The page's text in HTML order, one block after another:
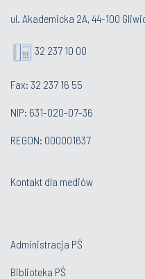
ul. Akademicka 2A, 44-100
32 237 10 00
Fax: 32 237 16 55
NIP: 631-020-07-36
REGON: 000001637
Kontakt dla mediów
Administracja PŚ
Biblioteka PŚ